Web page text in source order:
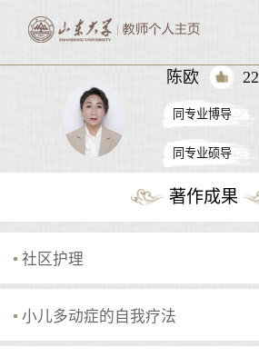
陈欧 22
同专业博导
同专业硕导
著作成果
社区护理
小儿多动症的自我疗法